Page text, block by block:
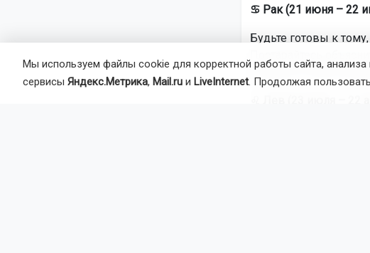
♋ Рак (21 июня – 22
Будьте готовы к
избежать
Мы используем файлы cookie для корректной работы сайта,
сервисы Яндекс.Метрика, Mail.ru и LiveInternet. Продолжая